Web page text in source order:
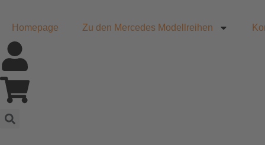
Homepage Zu den Mercedes Modellreihen